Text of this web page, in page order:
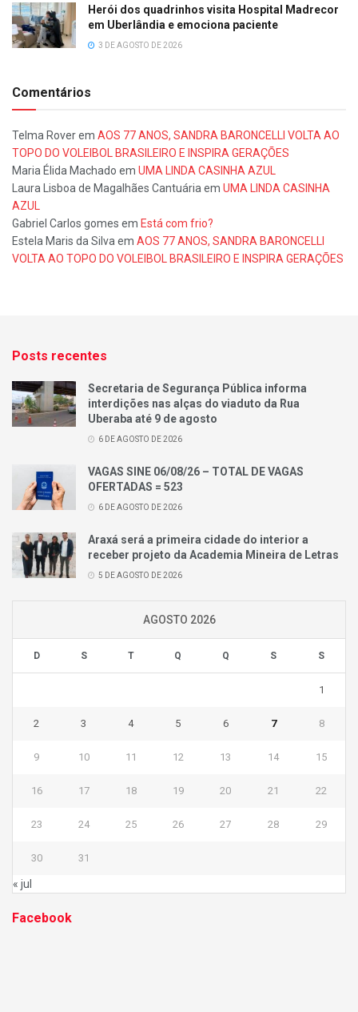
Herói dos quadrinhos visita Hospital Madrecor
em Uberlândia e emociona paciente
3 DE AGOSTO DE 2026
Comentários
Telma Roverem AOS 77 ANOS, SANDRA BARONCELLI VOLTA AO
TOPO DO VOLEIBOL BRASILEIRO E INSPIRA GERAÇÕES
Maria Élida Machado em UMA LINDA CASINHA AZUL
Laura Lisboa de Magalhães Cantuária em UMA LINDA CASINHA
AZUL
Gabriel Carlos gomes em Está com frio?
Estela Maris da Silva em AOS 77 ANOS, SANDRA BARONCELLI
VOLTA AO TOPO DO VOLEIBOL BRASILEIRO E INSPIRA GERAÇÕES
Posts recentes
Secretaria de Segurança Pública informa
interdições nas alças do viaduto da Rua
Uberaba até 9 de agosto
6 DE AGOSTO DE 2026
VAGAS SINE 06/08/26 – TOTAL DE VAGAS
OFERTADAS = 523
6 DE AGOSTO DE 2026
Araxá será a primeira cidade do interior a
receber projeto da Academia Mineira de Letras
5 DE AGOSTO DE 2026
AGOSTO 2026
D S T Q Q S S
1
2 3 4 5 6 7 8
9 10 11 12 13 14 15
16 17 18 19 20 21 22
23 24 25 26 27 28 29
30 31
« jul
Facebook